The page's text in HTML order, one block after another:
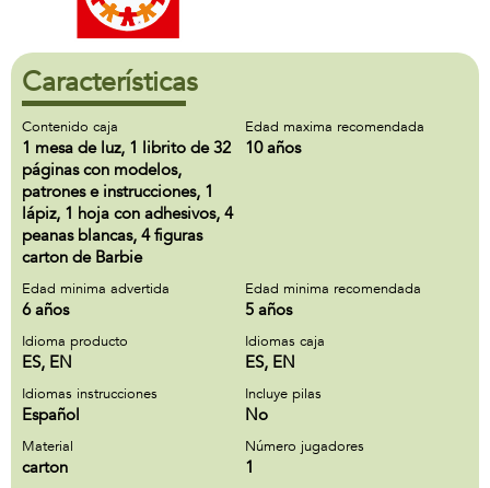
Características
Contenido caja
1 mesa de luz, 1 librito de 32
páginas con modelos,
patrones e instrucciones, 1
lápiz, 1 hoja con adhesivos, 4
peanas blancas, 4 figuras
carton de Barbie
Edad maxima recomendada
10 años
Edad minima advertida
6 años
Edad minima recomendada
5 años
Idioma producto
ES, EN
Idiomas caja
ES, EN
Idiomas instrucciones
Español
Incluye pilas
No
Material
carton
Número jugadores
1